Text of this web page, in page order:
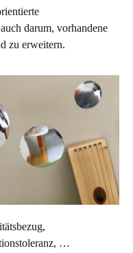
darum, vorhandene
zu erweitern.
…